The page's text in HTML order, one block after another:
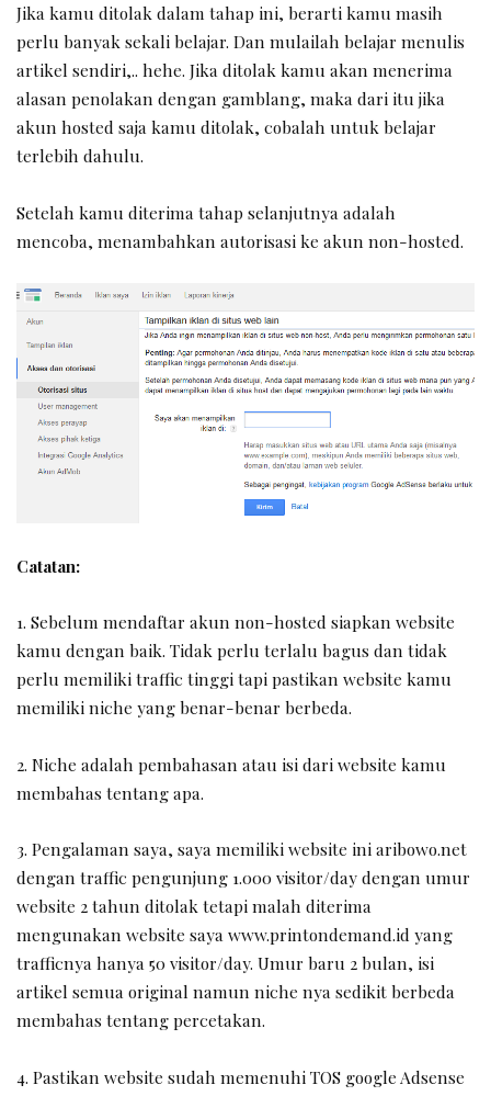
Jika kamu ditolak dalam tahap ini, berarti kamu masih
perlu banyak sekali belajar. Dan mulailah belajar menulis
artikel sendiri,.. hehe. Jika ditolak kamu akan menerima
alasan penolakan dengan gamblang, maka dari itu jika
akun hosted saja kamu ditolak, cobalah untuk belajar
terlebih dahulu.
Setelah kamu diterima tahap selanjutnya adalah
mencoba, menambahkan autorisasi ke akun non-hosted.
Catatan:
1. Sebelum mendaftar akun non-hosted siapkan website
kamu dengan baik. Tidak perlu terlalu bagus dan tidak
perlu memiliki traffic tinggi tapi pastikan website kamu
memiliki niche yang benar-benar berbeda.
2. Niche adalah pembahasan atau isi dari website kamu
membahas tentang apa.
3. Pengalaman saya, saya memiliki website ini aribowo.net
dengan traffic pengunjung 1.000 visitor/day dengan umur
website 2 tahun ditolak tetapi malah diterima
mengunakan website sayawww.printondemand.id yang
trafficnya hanya 50 visitor/day. Umur baru 2 bulan, isi
artikel semua original namun niche nya sedikit berbeda
membahas tentang percetakan.
4. Pastikan website sudah memenuhi TOS google Adsense